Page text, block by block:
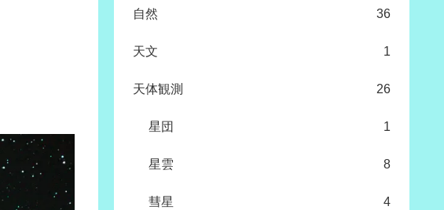
自然 36
天文 1
天体観測 26
星団 1
星雲 8
彗星 4